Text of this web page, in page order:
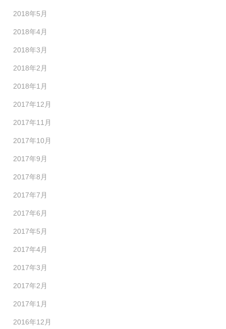
2018年5月
2018年4月
2018年3月
2018年2月
2018年1月
2017年12月
2017年11月
2017年10月
2017年9月
2017年8月
2017年7月
2017年6月
2017年5月
2017年4月
2017年3月
2017年2月
2017年1月
2016年12月